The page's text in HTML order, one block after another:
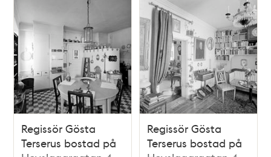
Regissör Gösta
Terserus bostad på
Regissör Gösta
Terserus bostad på